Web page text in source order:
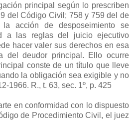
principal según lo prescriben
del Código Civil; 758 y 759 del de
la acción de desposeimiento se
a las reglas del juicio ejecutivo
hacer valer sus derechos en esa
del deudor principal. Ello ocurre
conste de un título que lleve
la obligación sea exigible y no
1966. R., t. 63, sec. 1º, p. 425
en conformidad con lo dispuesto
de Procedimiento Civil, el juez